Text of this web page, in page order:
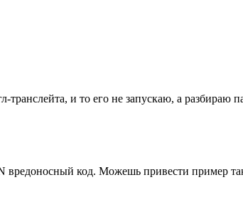
и то его не запускаю, а разбираю
вредоносный код. Можешь привести пример